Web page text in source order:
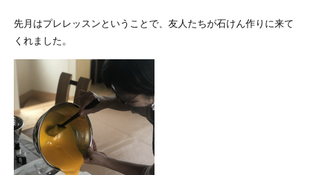
先月はプレレッスンということで、友人たちが石けん作りに来て
くれました。